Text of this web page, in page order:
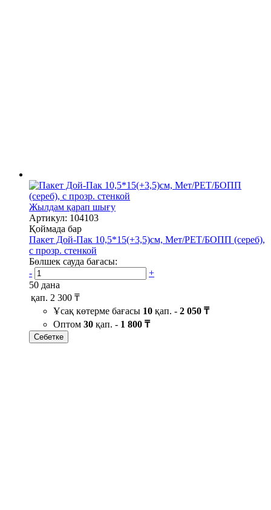
Жылдам қарап шығу
Артикул: 104103
Қоймада бар
Пакет Дой-Пак 10,5*15(+3,5)см, Мет/PET/БОПП (сереб),
с прозр. стенкой
Бөлшек сауда бағасы:
-
+
50 дана
қап. 2 300 ₸
Ұсақ көтерме бағасы 10 қап. - 2 050 ₸
Оптом 30 қап. - 1 800 ₸
Себетке